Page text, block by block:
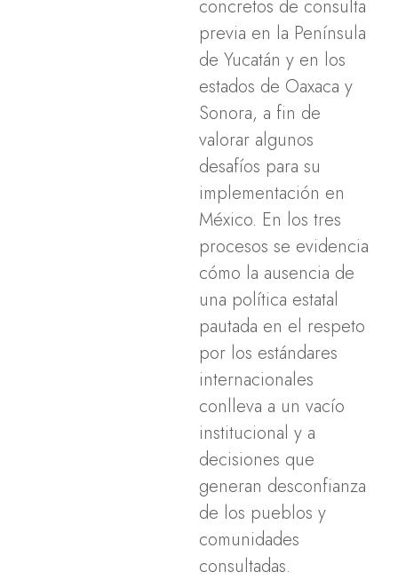
concretos de consulta
previa en la Península
de Yucatán y en los
estados de Oaxaca y
Sonora, a fin de
valorar algunos
desafíos para su
implementación en
México. En los tres
procesos se evidencia
cómo la ausencia de
una política estatal
pautada en el respeto
por los estándares
internacionales
conlleva a un vacío
institucional y a
decisiones que
generan desconfianza
de los pueblos y
comunidades
consultadas.